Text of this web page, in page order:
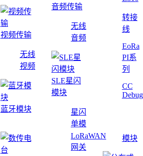
视频传输
无线
视频
蓝牙模块
音频传输
无线
音频
SLE星闪
模块
星闪
单模
转接
线
EoRa
PI系
列
CC
LoRaWAN
网关
模块